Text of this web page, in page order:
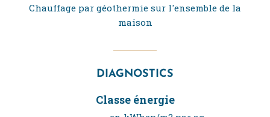
Chauffage par géothermie sur l'ensemble de la
maison
DIAGNOSTICS
Classe énergie